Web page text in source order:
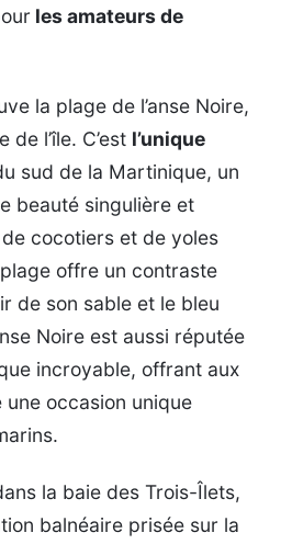
les amateurs de
la plage de l’anse Noire,
l’île. C’est l’unique
sud de la Martinique, un
beauté singulière et
cocotiers et de yoles
offre un contraste
de son sable et le bleu
Noire est aussi réputée
incroyable, offrant aux
occasion unique
la baie des Trois-Îlets,
balnéaire prisée sur la